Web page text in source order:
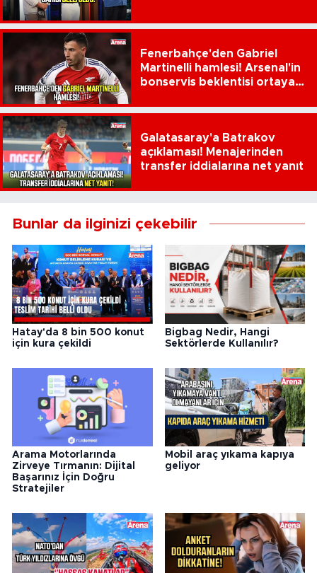
Fenerbahçe'den Gabriel
Martinelli hamlesi! Arsenal'in
bonservis beklentisi ortaya
Galatasaray'a Batrakov
açıklaması! Menajerinden
transfer iddialarına net yanıt
Bunlar da ilginizi çekebilir
Hatay'da 8 bin 500 konut
için kura çekildi
Bigbag Nedir, Hangi
Sektörlerde Kullanılır?
Arama Motorlarında
Zirveye Tırmanın: Dijital
Başarınız İçin Doğru
Stratejiler
Mobil araç yıkama kapıya
geliyor